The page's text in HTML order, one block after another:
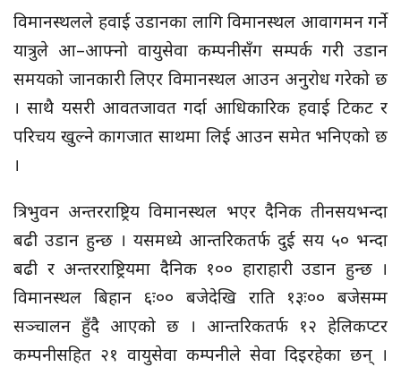
विमानस्थलले हवाई उडानका लागि विमानस्थल आवागमन गर्ने
यात्रुले आ–आफ्नो वायुसेवा कम्पनीसँग सम्पर्क गरी उडान
समयको जानकारी लिएर विमानस्थल आउन अनुरोध गरेको छ
। साथै यसरी आवतजावत गर्दा आधिकारिक हवाई टिकट र
परिचय खुल्ने कागजात साथमा लिई आउन समेत भनिएको छ
।
त्रिभुवन अन्तरराष्ट्रिय विमानस्थल भएर दैनिक तीनसयभन्दा
बढी उडान हुन्छ । यसमध्ये आन्तरिकतर्फ दुई सय ५० भन्दा
बढी र अन्तरराष्ट्रियमा दैनिक १०० हाराहारी उडान हुन्छ ।
विमानस्थल बिहान ६ः०० बजेदेखि राति १३ः०० बजेसम्म
सञ्चालन हुँदै आएको छ । आन्तरिकतर्फ १२ हेलिकप्टर
कम्पनीसहित २१ वायुसेवा कम्पनीले सेवा दिइरहेका छन् ।